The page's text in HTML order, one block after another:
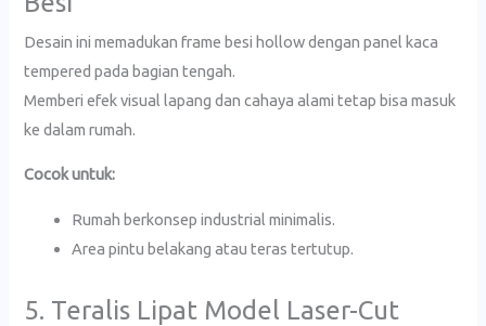
Desain ini memadukan frame besi hollow dengan panel kaca
tempered pada bagian tengah.
Memberi efek visual lapang dan cahaya alami tetap bisa masuk
ke dalam rumah.
Cocok untuk:
Rumah berkonsep industrial minimalis.
Area pintu belakang atau teras tertutup.
5. Teralis Lipat Model Laser-Cut